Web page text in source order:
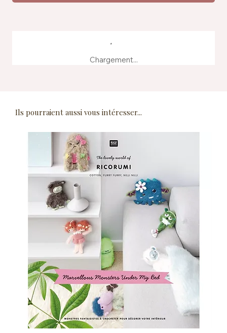
Chargement...
Ils pourraient aussi vous intéresser...